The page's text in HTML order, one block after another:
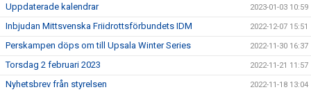
Uppdaterade kalendrar 2023-01-03 10:59
Inbjudan Mittsvenska Friidrottsförbundets IDM 2022-12-07 15:51
Perskampen döps om till Upsala Winter Series 2022-11-30 16:37
Torsdag 2 februari 2023 2022-11-21 11:57
Nyhetsbrev från styrelsen 2022-11-18 13:04